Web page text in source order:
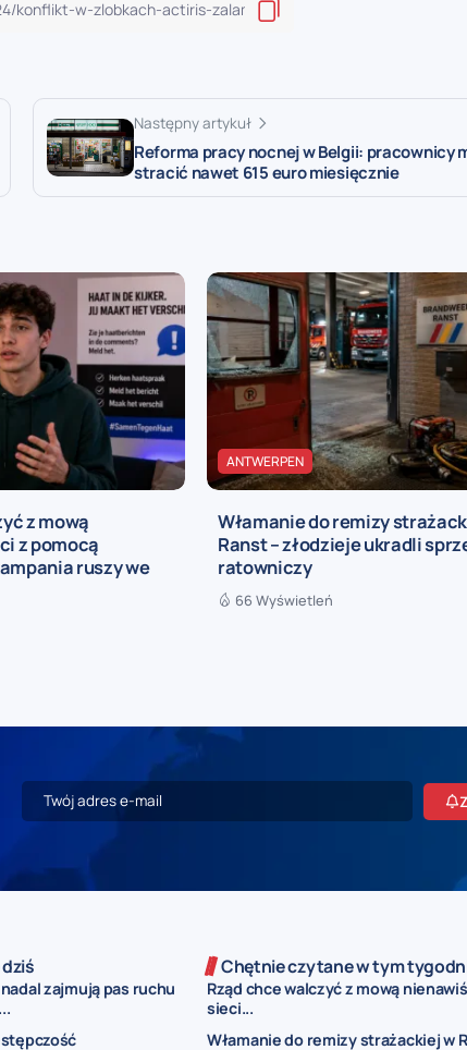
Następny artykuł
Reforma pracy nocnej w Belgii: pracownicy
stracić nawet 615 euro miesięcznie
z mową
z pomocą
ruszy we
ANTWERPEN
Włamanie do remizy
Ranst – złodzieje ukradli
ratowniczy
66 Wyświetleń
zajmują pas ruchu
Chętnie czytane w tym
Rząd chce walczyć z mową
sieci...
Włamanie do remizy strażackiej w